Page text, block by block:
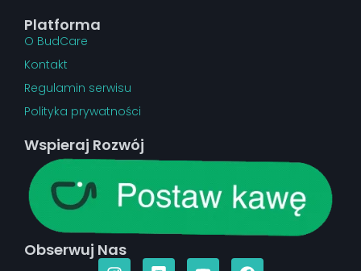
Platforma
O BudCare
Kontakt
Regulamin serwisu
Polityka prywatności
Wspieraj Rozwój
Obserwuj Nas